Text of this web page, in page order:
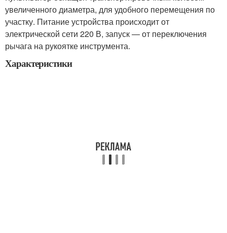
увеличенного диаметра, для удобного перемещения по
участку. Питание устройства происходит от
электрической сети 220 В, запуск — от переключения
рычага на рукоятке инструмента.
Характеристики